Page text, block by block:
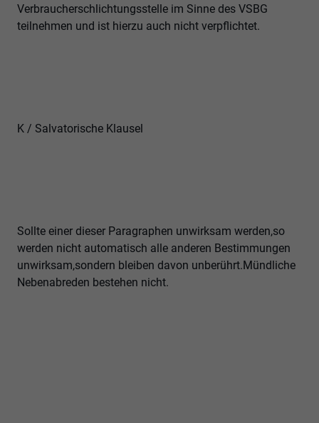
Verbraucherschlichtungsstelle im Sinne des VSBG
teilnehmen und ist hierzu auch nicht verpflichtet.
K / Salvatorische Klausel
Sollte einer dieser Paragraphen unwirksam werden,so
werden nicht automatisch alle anderen Bestimmungen
unwirksam,sondern bleiben davon unberührt.Mündliche
Nebenabreden bestehen nicht.